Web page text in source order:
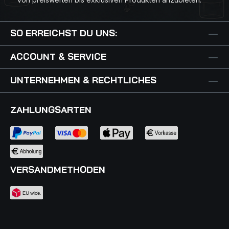
Schokolade und Lakritz; markante Frucht, weiches
Tannin, geschmeidig, beinahe elegant. Empfehlung:
Schinken, Geflügelpasteten, pikanten Gemüsekuchen
und Nudelgerichten. Wir empfehlen, diesen Wein bis
SO ERREICHST DU UNS:
ACCOUNT & SERVICE
UNTERNEHMEN & RECHTLICHES
ZAHLUNGSARTEN
VERSANDMETHODEN